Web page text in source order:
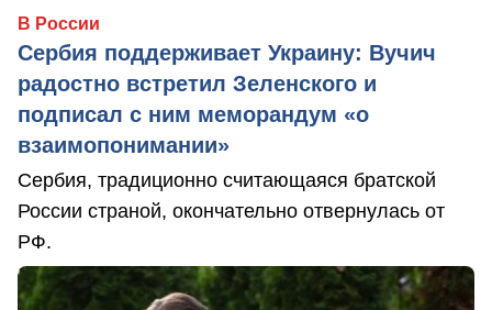
В России
Сербия поддерживает Украину: Вучич
радостно встретил Зеленского и
подписал с ним меморандум «о
взаимопонимании»
Сербия, традиционно считающаяся братской
России страной, окончательно отвернулась от
РФ.